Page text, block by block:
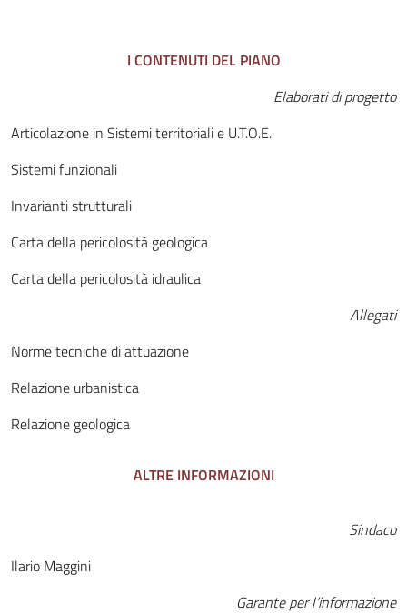
I CONTENUTI DEL PIANO
Elaborati di progetto
Articolazione in Sistemi territoriali e U.T.O.E.
Sistemi funzionali
Invarianti strutturali
Carta della pericolosità geologica
Carta della pericolosità idraulica
Allegati
Norme tecniche di attuazione
Relazione urbanistica
Relazione geologica
ALTRE INFORMAZIONI
Sindaco
Ilario Maggini
Garante per l’informazione